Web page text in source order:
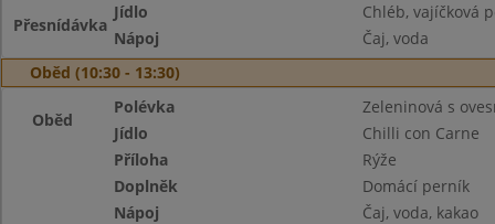
Přesnídávka
Jídlo
Chléb, vajíčková
Nápoj
Čaj, voda
Oběd (10:30 - 13:30)
Oběd
Polévka
Zeleninová s
Jídlo
Chilli con Carne
Příloha
Rýže
Doplněk
Domácí perník
Nápoj
Čaj, voda, kakao